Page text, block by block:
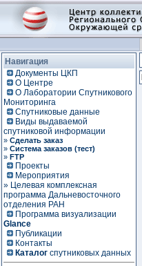
Навигация
Документы ЦКП
О Центре
О Лаборатории Спутникового
Мониторинга
Спутниковые данные
Виды выдаваемой
спутниковой информации
» Сделать заказ
» Система заказов (тест)
» FTP
Проекты
Мероприятия
» Целевая комплексная
программа Дальневосточного
отделения РАН
Программа визуализации
Glance
Публикации
Контакты
Каталог спутниковых данных